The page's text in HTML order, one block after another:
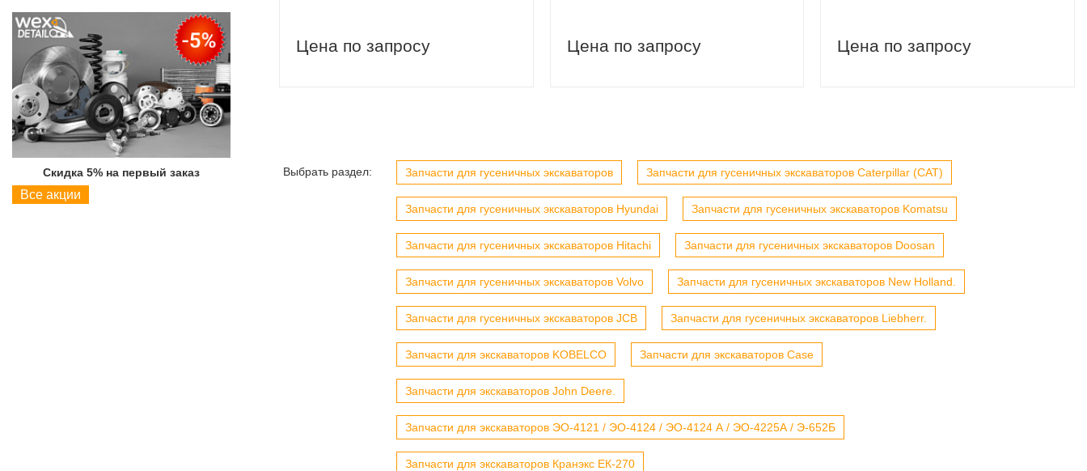
Скидка 5% на первый заказ Скидка 5% на первый заказ Скидка 5% на первый заказ
Все акции
Цена по запросу Цена по запросу Цена по запросу
Выбрать раздел: Запчасти для гусеничных экскаваторов Запчасти для гусеничных экскаваторов Caterpillar (CAT)
Запчасти для гусеничных экскаваторов Hyundai Запчасти для гусеничных экскаваторов Komatsu
Запчасти для гусеничных экскаваторов Hitachi Запчасти для гусеничных экскаваторов Doosan
Запчасти для гусеничных экскаваторов Volvo Запчасти для гусеничных экскаваторов New Holland.
Запчасти для гусеничных экскаваторов JCB Запчасти для гусеничных экскаваторов Liebherr.
Запчасти для экскаваторов KOBELCO Запчасти для экскаваторов Case
Запчасти для экскаваторов John Deere.
Запчасти для экскаваторов ЭО-4121 / ЭО-4124 / ЭО-4124 А / ЭО-4225А / Э-652Б
Запчасти для экскаваторов Кранэкс ЕК-270